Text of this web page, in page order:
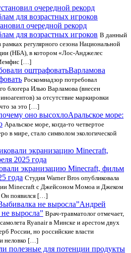
очередной рекорд
для возрастных игроков В данный
регулярного сезона Национальной
(НБА), в котором «Лос-Анджелес
[…]
Варламова
Роскомнадзор потребовал
блогера Илью Варламова (внесен
за отсутствие маркировки
за это […]
Аральское море:
Аральское море, когда-то четвертое
в мире, стало символом экологической
экранизацию Minecraft, фильм
года Студия Warner Bros опубликовала
Minecraft с Джейсоном Момоа и Джеком
Он появился […]
Андрей
выросла” Врач-травматолог отмечает,
Ryanair в Минске и арестом двух
России, но российские власти
неловко […]